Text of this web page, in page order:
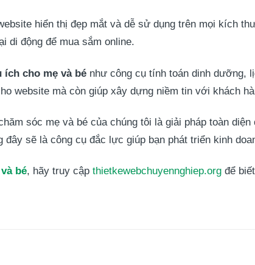
hiển thị đẹp mắt và dễ sử dụng trên mọi kích
di động để mua sắm online.
cho mẹ và bé như công cụ tính toán dinh dưỡng,
website mà còn giúp xây dựng niềm tin với khách
sóc mẹ và bé của chúng tôi là giải pháp toàn
sẽ là công cụ đắc lực giúp bạn phát triển kinh
bé, hãy truy cập thietkewebchuyennghiep.org để